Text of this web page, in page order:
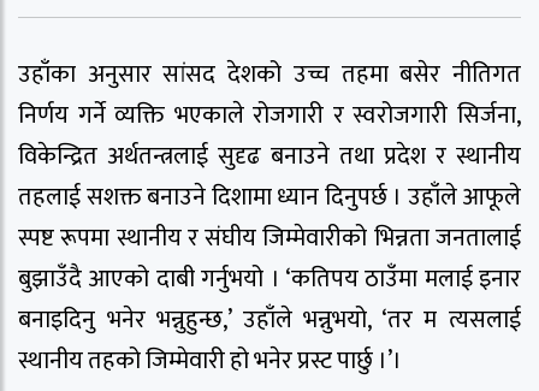
उहाँका अनुसार सांसद देशको उच्च तहमा बसेर नीतिगत
निर्णय गर्ने व्यक्ति भएकाले रोजगारी र स्वरोजगारी सिर्जना,
विकेन्द्रित अर्थतन्त्रलाई सुदृढ बनाउने तथा प्रदेश र स्थानीय
तहलाई सशक्त बनाउने दिशामा ध्यान दिनुपर्छ । उहाँले आफूले
स्पष्ट रूपमा स्थानीय र संघीय जिम्मेवारीको भिन्नता जनतालाई
बुझाउँदै आएको दाबी गर्नुभयो । ‘कतिपय ठाउँमा मलाई इनार
बनाइदिनु भनेर भन्नुहुन्छ,’ उहाँले भन्नुभयो, ‘तर म त्यसलाई
स्थानीय तहको जिम्मेवारी हो भनेर प्रस्ट पार्छु ।’।